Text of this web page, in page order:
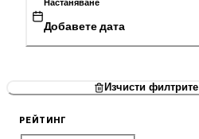
Настаняване
Добавете дата
Изчисти филтрите
РЕЙТИНГ